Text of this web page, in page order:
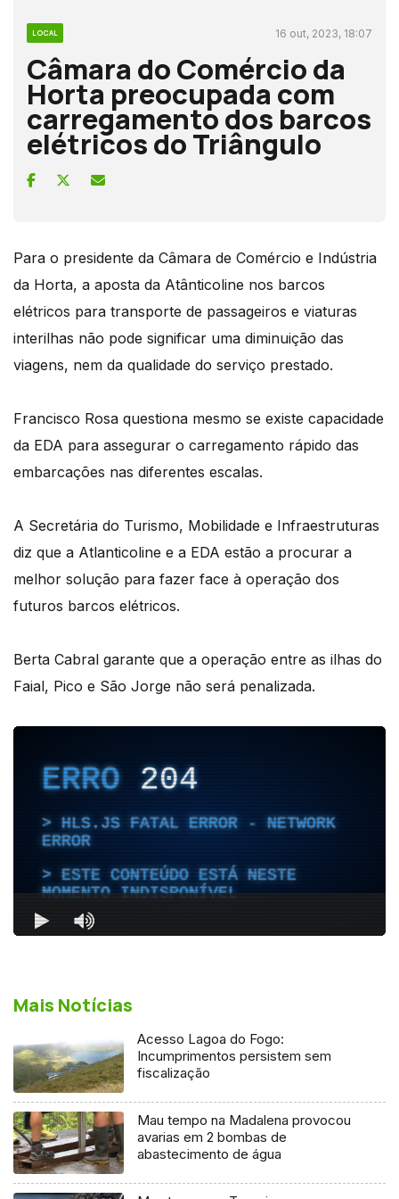
LOCAL 16 out, 2023, 18:07
Câmara do Comércio da
Horta preocupada com
carregamento dos barcos
elétricos do Triângulo
Para o presidente da Câmara de Comércio e Indústria
da Horta, a aposta da Atânticoline nos barcos
elétricos para transporte de passageiros e viaturas
interilhas não pode significar uma diminuição das
viagens, nem da qualidade do serviço prestado.
Francisco Rosa questiona mesmo se existe capacidade
da EDA para assegurar o carregamento rápido das
embarcações nas diferentes escalas.
A Secretária do Turismo, Mobilidade e Infraestruturas
diz que a Atlanticoline e a EDA estão a procurar a
melhor solução para fazer face à operação dos
futuros barcos elétricos.
Berta Cabral garante que a operação entre as ilhas do
Faial, Pico e São Jorge não será penalizada.
Mais Notícias
Acesso Lagoa do Fogo:
Incumprimentos persistem sem
fiscalização
Mau tempo na Madalena provocou
avarias em 2 bombas de
abastecimento de água